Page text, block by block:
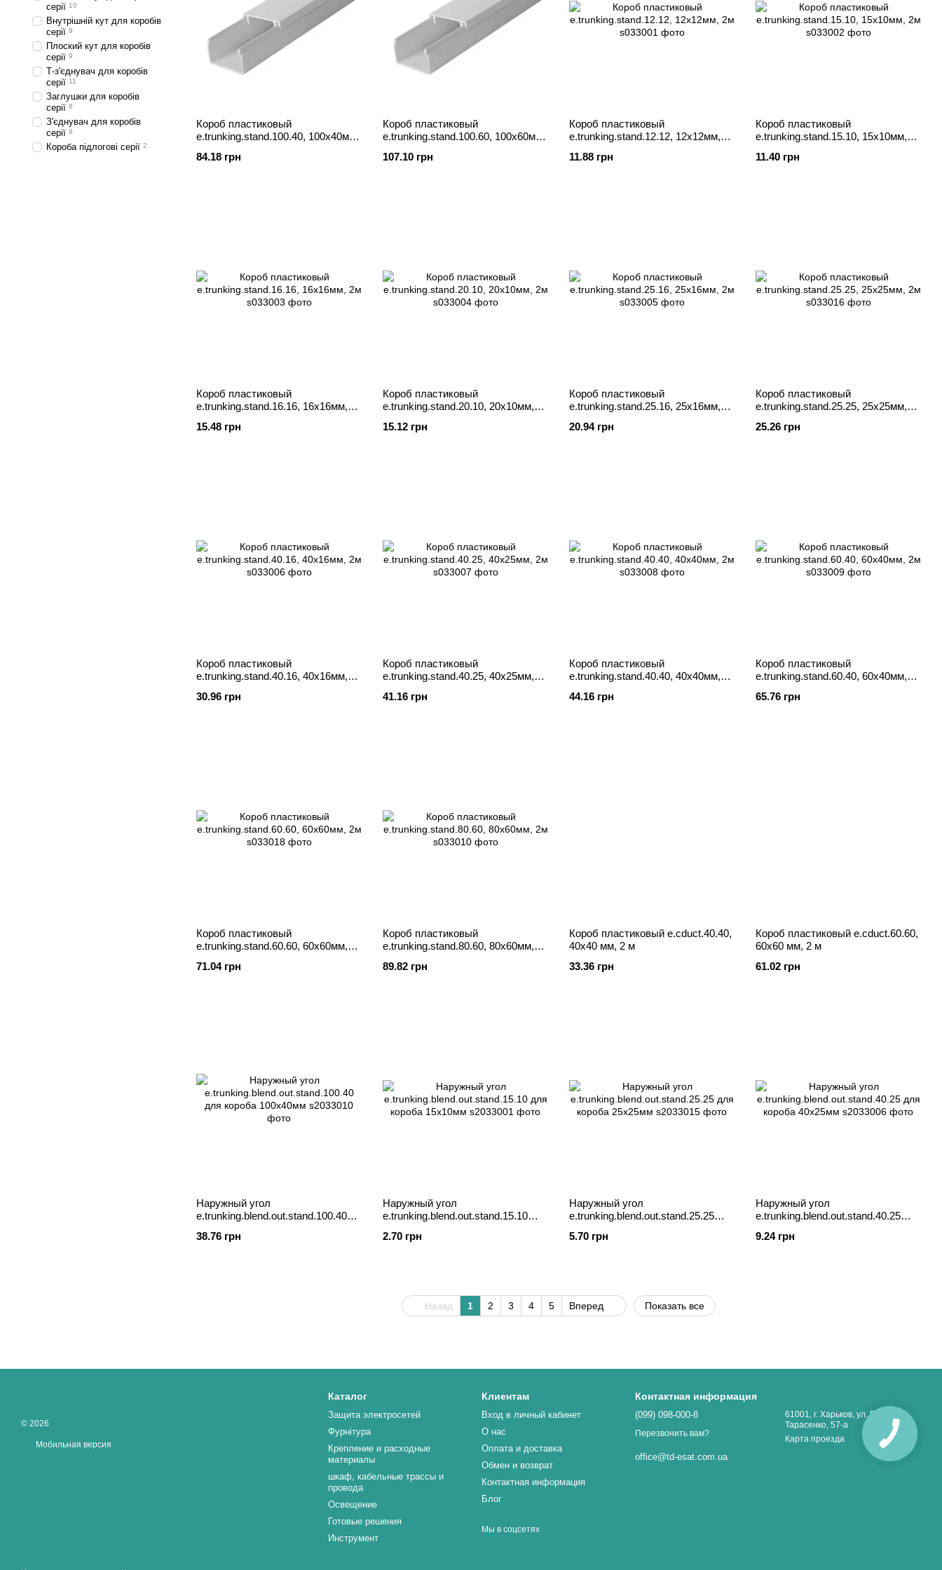
Короб пластиковый
e.trunking.stand.100.40, 100х40мм,
84.18 грн
Короб пластиковый
e.trunking.stand.100.60, 100х60мм,
107.10 грн
Короб пластиковый
e.trunking.stand.12.12, 12х12мм,
11.88 грн
Короб пластиковый
e.trunking.stand.15.10, 15х10мм,
11.40 грн
Короб пластиковый
e.trunking.stand.16.16, 16х16мм,
15.48 грн
Короб пластиковый
e.trunking.stand.20.10, 20х10мм,
15.12 грн
Короб пластиковый
e.trunking.stand.25.16, 25х16мм,
20.94 грн
Короб пластиковый
e.trunking.stand.25.25, 25х25мм,
25.26 грн
Короб пластиковый
e.trunking.stand.40.16, 40х16мм,
30.96 грн
Короб пластиковый
e.trunking.stand.40.25, 40х25мм,
41.16 грн
Короб пластиковый
e.trunking.stand.40.40, 40х40мм,
44.16 грн
Короб пластиковый
e.trunking.stand.60.40, 60х40мм,
65.76 грн
Короб пластиковый
e.trunking.stand.60.60, 60х60мм,
71.04 грн
Короб пластиковый
e.trunking.stand.80.60, 80х60мм,
89.82 грн
Короб пластиковый e.cduct.40.40,
40х40 мм, 2 м
33.36 грн
Короб пластиковый e.cduct.60.60,
60х60 мм, 2 м
61.02 грн
Наружный угол
e.trunking.blend.out.stand.100.40
38.76 грн
Наружный угол
e.trunking.blend.out.stand.15.10
2.70 грн
Наружный угол
e.trunking.blend.out.stand.25.25
5.70 грн
Наружный угол
e.trunking.blend.out.stand.40.25
9.24 грн
Назад 1 2 3 4 5 Вперед Показать все
серії 10
Внутрішній кут для коробів
серії 9
Плоский кут для коробів
серії 9
Т-з'єднувач для коробів
серії 11
Заглушки для коробів
серії 8
З'єднувач для коробів
серії 9
Короба підлогові серії 2
© 2026
Мобильная версия
Каталог
Защита электросетей
Фурнітура
Крепление и расходные
материалы
шкаф, кабельные трассы и
провода
Освещение
Готовые решения
Инструмент
Клиентам
Вход в личный кабинет
О нас
Оплата и доставка
Обмен и возврат
Контактная информация
Блог
Мы в соцсетях
Контактная информация
(099) 098-000-8
Перезвонить вам?
office@td-esat.com.ua
61001, г. Харьков, ул. Г.
Тарасенко, 57-а
Карта проезда